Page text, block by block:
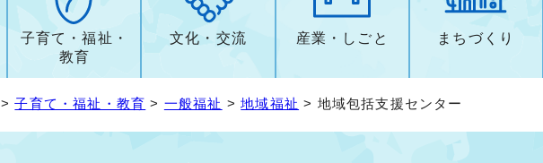
子育て・福祉・
教育
文化・交流 産業・しごと まちづくり
>子育て・福祉・教育 > 一般福祉 >地域福祉 > 地域包括支援センター